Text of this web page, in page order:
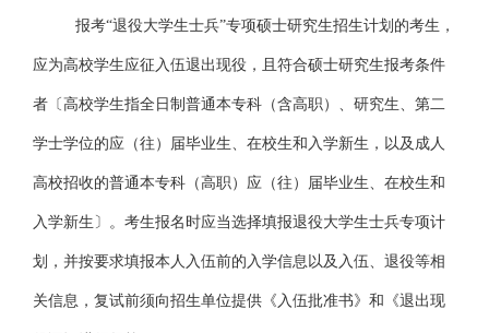
报考“退役大学生士兵”专项硕士研究生招生计划的考生，
应为高校学生应征入伍退出现役，且符合硕士研究生报考条件
者〔高校学生指全日制普通本专科（含高职）、研究生、第二
学士学位的应（往）届毕业生、在校生和入学新生，以及成人
高校招收的普通本专科（高职）应（往）届毕业生、在校生和
入学新生〕。考生报名时应当选择填报退役大学生士兵专项计
划，并按要求填报本人入伍前的入学信息以及入伍、退役等相
关信息，复试前须向招生单位提供《入伍批准书》和《退出现